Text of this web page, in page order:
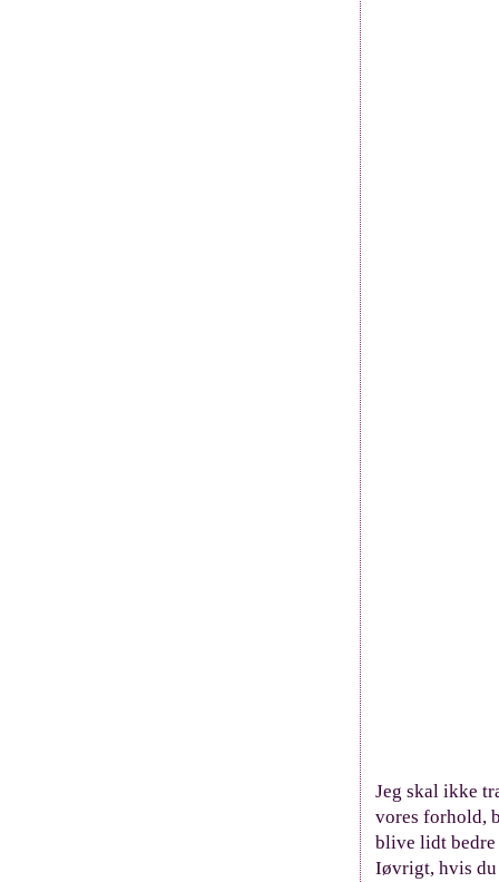
Jeg skal ikke
vores forhold,
blive lidt bedre
Iøvrigt, hvis